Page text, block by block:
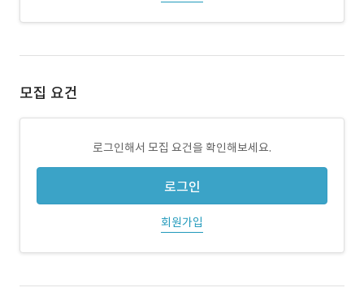
모집 요건
로그인해서 모집 요건을 확인해보세요.
로그인
회원가입